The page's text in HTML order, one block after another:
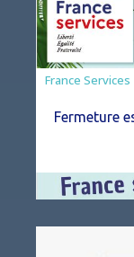
France Services
Fermeture